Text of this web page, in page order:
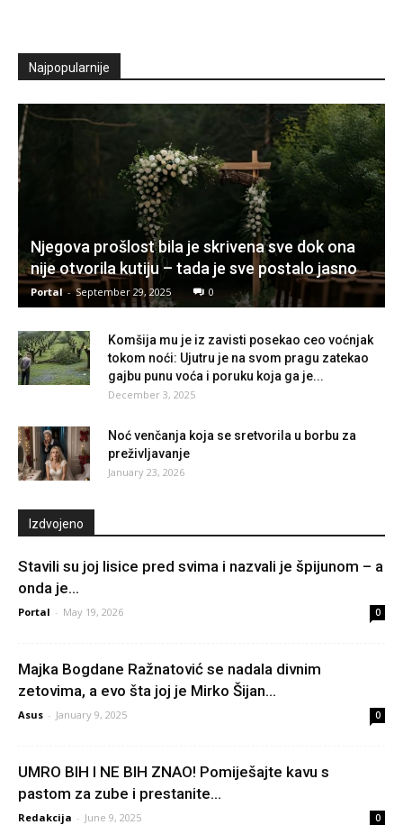
Najpopularnije
Njegova prošlost bila je skrivena sve dok ona
nije otvorila kutiju – tada je sve postalo jasno
Portal - September 29, 2025 0
Komšija mu je iz zavisti posekao ceo voćnjak
tokom noći: Ujutru je na svom pragu zatekao
gajbu punu voća i poruku koja ga je...
December 3, 2025
Noć venčanja koja se sretvorila u borbu za
preživljavanje
January 23, 2026
Izdvojeno
Stavili su joj lisice pred svima i nazvali je špijunom – a
onda je...
Portal - May 19, 2026 0
Majka Bogdane Ražnatović se nadala divnim
zetovima, a evo šta joj je Mirko Šijan...
Asus - January 9, 2025 0
UMRO BIH I NE BIH ZNAO! Pomiješajte kavu s
pastom za zube i prestanite...
Redakcija - June 9, 2025 0